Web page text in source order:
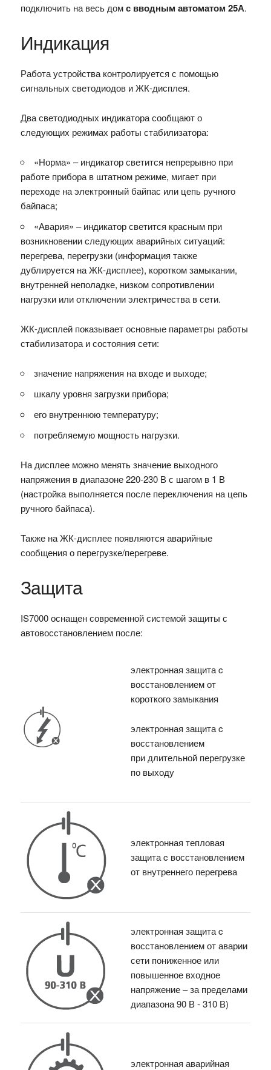
подключить на весь домс вводным автоматом 25А.
Индикация
Работа устройства контролируется с помощью
сигнальных светодиодов и ЖК-дисплея.
Два светодиодных индикатора сообщают о
следующих режимах работы стабилизатора:
«Норма» – индикатор светится непрерывно при
работе прибора в штатном режиме, мигает при
переходе на электронный байпас или цепь ручного
байпаса;
«Авария» – индикатор светится красным при
возникновении следующих аварийных ситуаций:
перегрева, перегрузки (информация также
дублируется на ЖК-дисплее), коротком замыкании,
внутренней неполадке, низком сопротивлении
нагрузки или отключении электричества в сети.
ЖК-дисплей показывает основные параметры работы
стабилизатора и состояния сети:
значение напряжения на входе и выходе;
шкалу уровня загрузки прибора;
его внутреннюю температуру;
потребляемую мощность нагрузки.
На дисплее можно менять значение выходного
напряжения в диапазоне 220-230 В с шагом в 1 В
(настройка выполняется после переключения на цепь
ручного байпаса).
Также на ЖК-дисплее появляются аварийные
сообщения о перегрузке/перегреве.
Защита
IS7000 оснащен современной системой защиты с
автовосстановлением после:
электронная защита c
восстановлением от
короткого замыкания
электронная защита c
восстановлением
при длительной перегрузке
по выходу
электронная тепловая
защита c восстановлением
от внутреннего перегрева
электронная защита c
восстановлением от аварии
сети пониженное или
повышенное входное
напряжение – за пределами
диапазона 90 В - 310 В)
электронная аварийная